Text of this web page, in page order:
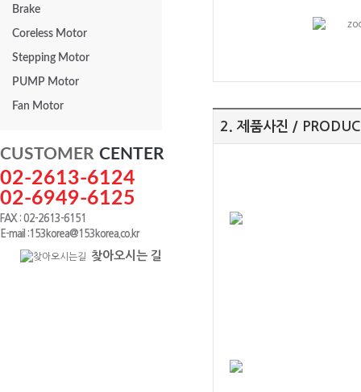
Brake
Coreless Motor
Stepping Motor
PUMP Motor
Fan Motor
CUSTOMER CENTER
02-2613-6124
02-6949-6125
FAX : 02-2613-6151
E-mail :153korea@153korea.co.kr
찾아오시는 길
2. 제품사진 /